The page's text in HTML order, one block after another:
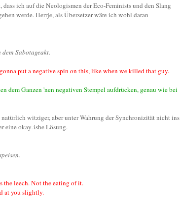
dass ich auf die Neologismen der Eco-Feminists und den Slang
werde. Herrje, als Übersetzer wäre ich wohl daran
Sabotageakt.
put a negative spin on this, like when we killed that guy.
dem Ganzen 'nen negativen Stempel aufdrücken, genau wie bei
witziger, aber unter Wahrung der Synchronizität nicht ins
eine okay-ishe Lösung.
the leech. Not the eating of it.
at you slightly.